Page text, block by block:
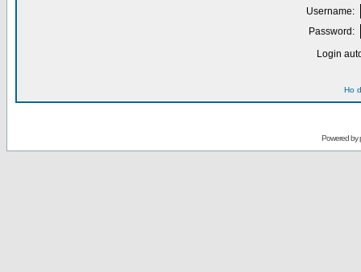
Username:
Password:
Login
Ho
Powered by